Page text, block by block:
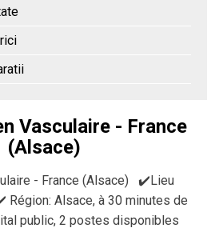
Vasculaire - France
(Alsace)
- France (Alsace) ✔️Lieu
Région: Alsace, à 30 minutes de
public, 2 postes disponibles